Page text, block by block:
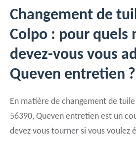
Changement de
Colpo : pour quels
devez-vous vous
Queven entretien ?
En matière de changement de
56390, Queven entretien est un
devez vous tourner si vous voulez